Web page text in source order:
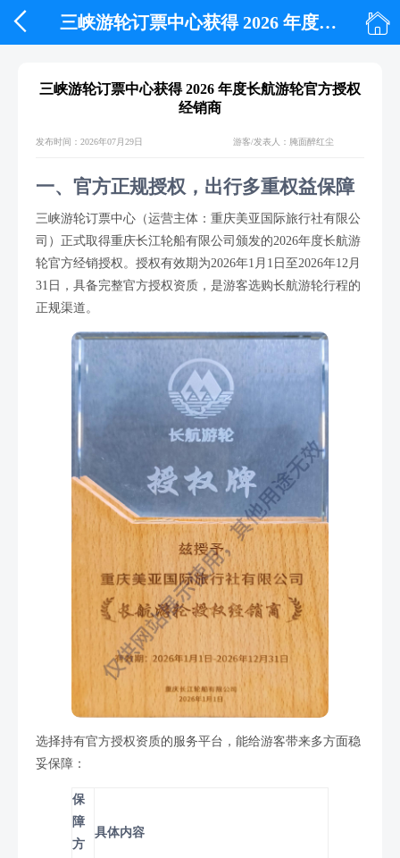
 三峡游轮订票中心获得 2026 年度长航游轮官方授权经销商 
三峡游轮订票中心获得 2026 年度长航游轮官方授权
经销商
发布时间：2026年07月29日 游客/发表人：腌面醉红尘
一、官方正规授权，出行多重权益保障
三峡游轮订票中心（运营主体：重庆美亚国际旅行社有限公
司）正式取得重庆长江轮船有限公司颁发的2026年度长航游
轮官方经销授权。授权有效期为2026年1月1日至2026年12月
31日，具备完整官方授权资质，是游客选购长航游轮行程的
正规渠道。
选择持有官方授权资质的服务平台，能给游客带来多方面稳
妥保障：
保
障
方
具体内容